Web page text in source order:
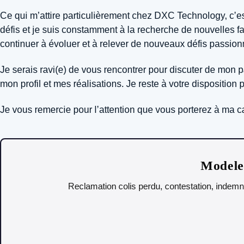
Ce qui m’attire particulièrement chez DXC Technology,
défis et je suis constamment à la recherche de nouvelles
continuer à évoluer et à relever de nouveaux défis
Je serais ravi(e) de vous rencontrer pour discuter de mon
mon profil et mes réalisations. Je reste à votre disposition
Je vous remercie pour l’attention que vous porterez à ma
Reclamation colis perdu, contestation,